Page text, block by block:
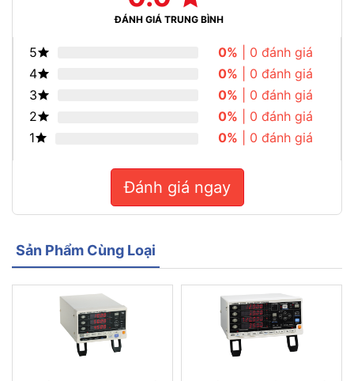
ĐÁNH GIÁ TRUNG BÌNH
5 0% | 0 đánh giá
4
0% | 0 đánh giá
3
0% | 0 đánh giá
2
0% | 0 đánh giá
1
0% | 0 đánh giá
Đánh giá ngay
Sản Phẩm Cùng Loại